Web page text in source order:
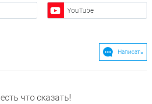
YouTube
Написать
что сказать!